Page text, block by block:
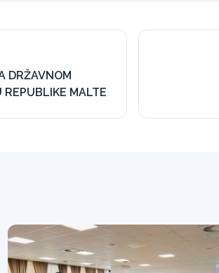
DRŽAVNOM
MALTE